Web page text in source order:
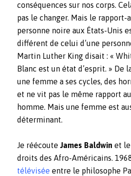
conséquences sur nos corps.
pas le changer. Mais le rapport-
personne noire aux États-Unis
différent de celui d’une
Martin Luther King disait : «
Blanc est un état d’esprit. » De
une femme a ses cycles, des
et ne vit pas le même rapport
homme. Mais une femme est
déterminant.
Je réécoute James Baldwin et
droits des Afro-Américains.
télévisée entre le philosophe